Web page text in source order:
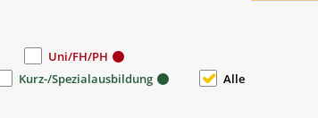
Uni/FH/PH
Kurz-/Spezialausbildung Alle